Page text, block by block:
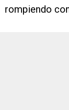
rompiendo